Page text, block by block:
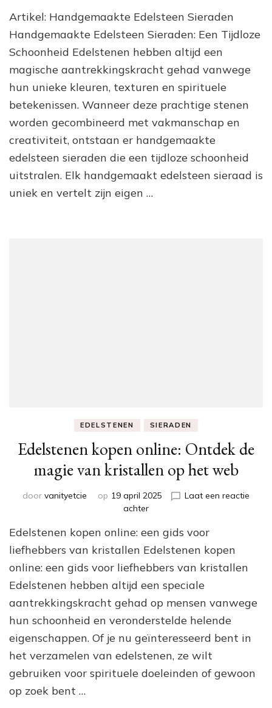
handgemaakte
edelsteen
Unieke
juweeltjes
een
verhaal
Artikel: Handgemaakte Edelsteen Sieraden
Handgemaakte Edelsteen Sieraden: Een Tijdloze
Schoonheid Edelstenen hebben altijd een
magische aantrekkingskracht gehad vanwege
hun unieke kleuren, texturen en spirituele
betekenissen. Wanneer deze prachtige stenen
worden gecombineerd met vakmanschap en
creativiteit, ontstaan er handgemaakte
edelsteen sieraden die een tijdloze schoonheid
uitstralen. Elk handgemaakt edelsteen sieraad is
uniek en vertelt zijn eigen …
EDELSTENEN SIERADEN
Edelstenen kopen online: Ontdek de
magie van kristallen op het web
door vanityetcie op 19 april 2025
Laat een reactie
achterop
kopen
online:
de
magie
kristallen
op
het
Edelstenen kopen online: een gids voor
liefhebbers van kristallen Edelstenen kopen
online: een gids voor liefhebbers van kristallen
Edelstenen hebben altijd een speciale
aantrekkingskracht gehad op mensen vanwege
hun schoonheid en veronderstelde helende
eigenschappen. Of je nu geïnteresseerd bent in
het verzamelen van edelstenen, ze wilt
gebruiken voor spirituele doeleinden of gewoon
op zoek bent …